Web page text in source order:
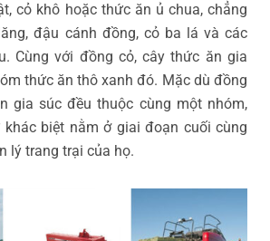
cỏ khô hoặc thức ăn ủ chua, chẳng
đậu cánh đồng, cỏ ba lá và các
Cùng với đồng cỏ, cây thức ăn gia
thức ăn thô xanh đó. Mặc dù đồng
gia súc đều thuộc cùng một nhóm,
biệt nằm ở giai đoạn cuối cùng
lý trang trại của họ.